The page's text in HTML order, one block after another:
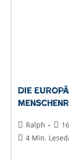
Die
Beitrags-
Autor:
Ralph
Lesedauer:
4 Min.